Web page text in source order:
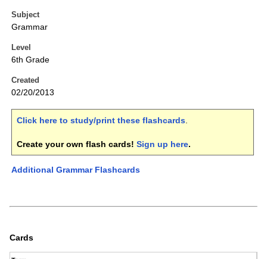
Subject
Grammar
Level
6th Grade
Created
02/20/2013
Click here to study/print these flashcards.
Create your own flash cards! Sign up here.
Additional Grammar Flashcards
Cards